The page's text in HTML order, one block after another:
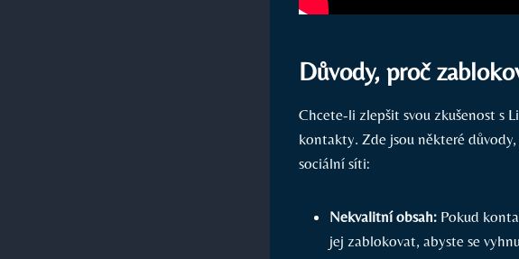
Důvody, proč
Chcete-li zlepšit svou zkušenost s
kontakty. Zde jsou některé
sociální síti:
Nekvalitní obsah: Pokud
jej zablokovat, abyste se